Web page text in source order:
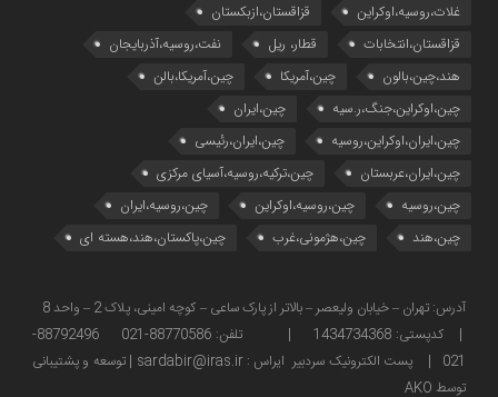
غلات،روسیه،اوکراین
قزاقستان،ازبکستان
قزاقستان،انتخابات
قطار، ریل
نفت،روسیه،آذربایجان
هند،چین،بالون
چین،آمریکا
چین،آمریکا،بالن
چین،اوکراین،جنگ،ر.سیه
چین،ایران
چین،ایران،اوکراین،روسیه
چین،ایران،رئیسی
چین،ایران،عربستان
چین،ترکیه،روسیه،آسیای مرکزی
چین،روسیه
چین،روسیه،اوکراین
چین،روسیه،ایران
چین،هند
چین،هژمونی،غرب چین،پاکستان،هند،هسته ای
| کدپستی: 1434734368 | تلفن: 88770586-021 88792496-
021 | پست الکترونیک سردبیر ایراس : sardabir@iras.ir |
توسعه و پشتیبانی
توسط AKO